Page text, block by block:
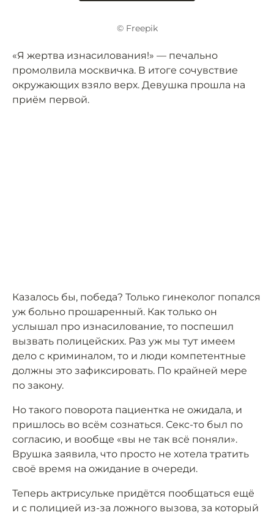
© Freepik
«Я жертва изнасилования!» — печально
промолвила москвичка. В итоге сочувствие
окружающих взяло верх. Девушка прошла на
приём первой.
Казалось бы, победа? Только гинеколог попался
уж больно прошаренный. Как только он
услышал про изнасилование, то поспешил
вызвать полицейских. Раз уж мы тут имеем
дело с криминалом, то и люди компетентные
должны это зафиксировать. По крайней мере
по закону.
Но такого поворота пациентка не ожидала, и
пришлось во всём сознаться. Секс-то был по
согласию, и вообще «вы не так всё поняли».
Врушка заявила, что просто не хотела тратить
своё время на ожидание в очереди.
Теперь актрисульке придётся пообщаться ещё
и с полицией из-за ложного вызова, за который